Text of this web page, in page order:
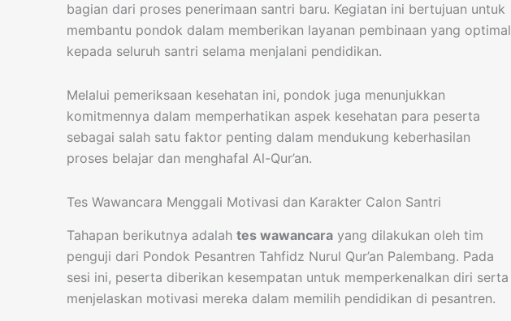
bagian dari proses penerimaan santri baru. Kegiatan ini bertujuan untuk
membantu pondok dalam memberikan layanan pembinaan yang optimal
kepada seluruh santri selama menjalani pendidikan.
Melalui pemeriksaan kesehatan ini, pondok juga menunjukkan
komitmennya dalam memperhatikan aspek kesehatan para peserta
sebagai salah satu faktor penting dalam mendukung keberhasilan
proses belajar dan menghafal Al-Qur’an.
Tes Wawancara Menggali Motivasi dan Karakter Calon Santri
Tahapan berikutnya adalah tes wawancara yang dilakukan oleh tim
penguji dari Pondok Pesantren Tahfidz Nurul Qur’an Palembang. Pada
sesi ini, peserta diberikan kesempatan untuk memperkenalkan diri serta
menjelaskan motivasi mereka dalam memilih pendidikan di pesantren.